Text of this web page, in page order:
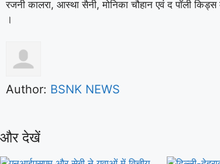
रजनी कालरा, आस्था सैनी, मोनिका चौहान एवं द पॉली
।
Author: BSNK NEWS
और देखें